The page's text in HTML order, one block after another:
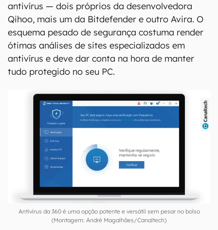
antivírus — dois próprios da desenvolvedora
Qihoo, mais um da Bitdefender e outro Avira. O
esquema pesado de segurança costuma render
ótimas análises de sites especializados em
antivírus e deve dar conta na hora de manter
tudo protegido no seu PC.
Antivírus da 360 é uma opção potente e versátil sem pesar no bolso
(Montagem: André Magalhães/Canaltech)